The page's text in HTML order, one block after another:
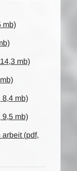
mb)
mb)
8,4 mb)
9,5 mb)
(pdf,